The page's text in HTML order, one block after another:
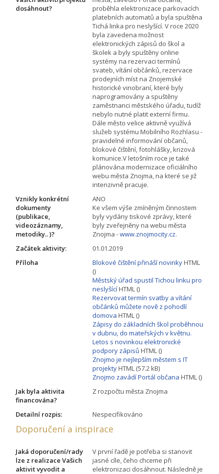
dosáhnout?
proběhla elektronizace parkovacích
platebních automatů a byla spuštěna
Tichá linka pro neslyšící. V roce 2020
byla zavedena možnost
elektronických zápisů do škol a
školek a byly spuštěny online
systémy na rezervaci termínů
svateb, vítání občánků, rezervace
prodejních míst na Znojemské
historické vinobraní, které byly
naprogramovány a spuštěny
zaměstnanci městského úřadu, tudíž
nebylo nutné platit externí firmu.
Dále město velice aktivně využívá
služeb systému Mobilního Rozhlasu -
pravidelné informování občanů,
blokové čištění, fotohlášky, krizová
komunice.V letošním roce je také
plánována modernizace oficiálního
webu města Znojma, na které se již
intenzivně pracuje.
Vznikly konkrétní
dokumenty
(publikace,
videozáznamy,
metodiky.. )?
ANO
Ke všem výše zmíněným činnostem
byly vydány tiskové zprávy, které
byly zveřejněny na webu města
Znojma -www.znojmocity.cz.
Začátek aktivity:
01.01.2019
Příloha
Blokové čištění přináší novinkyHTML
()
Městský úřad spustil Tichou linku pro
neslyšícíHTML ()
Rezervovat termín svatby a vítání
občánků můžete nově z pohodlí
domova HTML ()
Zápisy do základních škol proběhnou
v dubnu, do mateřských v květnu.
Letos s novinkou elektronické
podpory zápisů HTML ()
Znojmo je nejlepším městem s IT
projektyHTML (57.2 kB)
Znojmo zavádí Portál občana HTML ()
Jak byla aktivita
financována?
Z rozpočtu města Znojma
Detailní rozpis: Nespecifikováno
Doporučení a inspirace
Jaká doporučení/rady
lze z realizace Vašich
aktivit vyvodit a
V první řadě je potřeba si stanovit
jasné cíle, čeho chceme při
elektronizaci dosáhnout. Následně je